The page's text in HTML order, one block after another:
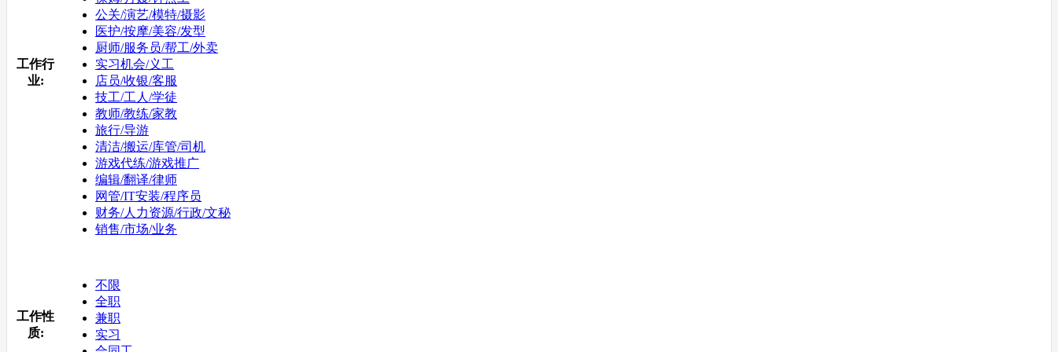
工作行
业:
公关/演艺/模特/摄影
医护/按摩/美容/发型
厨师/服务员/帮工/外卖
实习机会/义工
店员/收银/客服
技工/工人/学徒
教师/教练/家教
旅行/导游
清洁/搬运/库管/司机
游戏代练/游戏推广
编辑/翻译/律师
网管/IT安装/程序员
财务/人力资源/行政/文秘
销售/市场/业务
工作性
质:
不限
全职
兼职
实习